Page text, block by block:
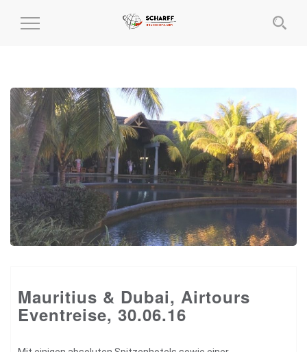
MENÜ
Mauritius & Dubai, Airtours
Eventreise, 30.06.16